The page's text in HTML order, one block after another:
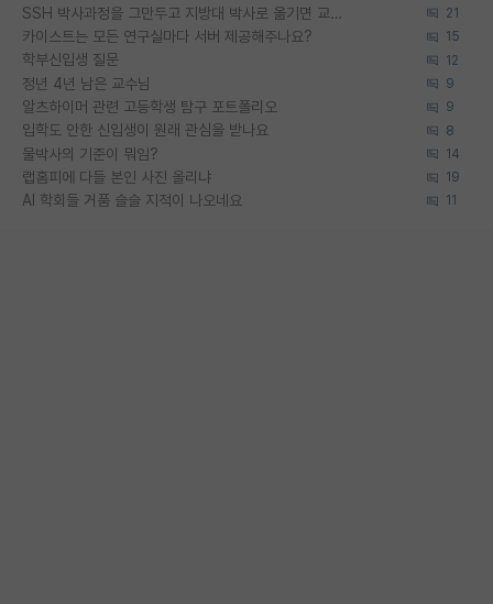
SSH 박사과정을 그만두고 지방대 박사로 옮기면 교수의 꿈은 끝일까요? 21
카이스트는 모든 연구실마다 서버 제공해주나요? 15
학부신입생 질문 12
정년 4년 남은 교수님 9
알츠하이머 관련 고등학생 탐구 포트폴리오 9
입학도 안한 신입생이 원래 관심을 받나요 8
물박사의 기준이 뭐임? 14
랩홈피에 다들 본인 사진 올리냐 19
AI 학회들 거품 슬슬 지적이 나오네요 11